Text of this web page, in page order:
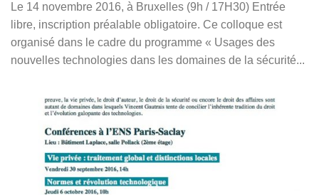
Le 14 novembre 2016, à Bruxelles (9h / 17H30) Entrée
libre, inscription préalable obligatoire. Ce colloque est
organisé dans le cadre du programme « Usages des
nouvelles technologies dans les domaines de la sécurité...